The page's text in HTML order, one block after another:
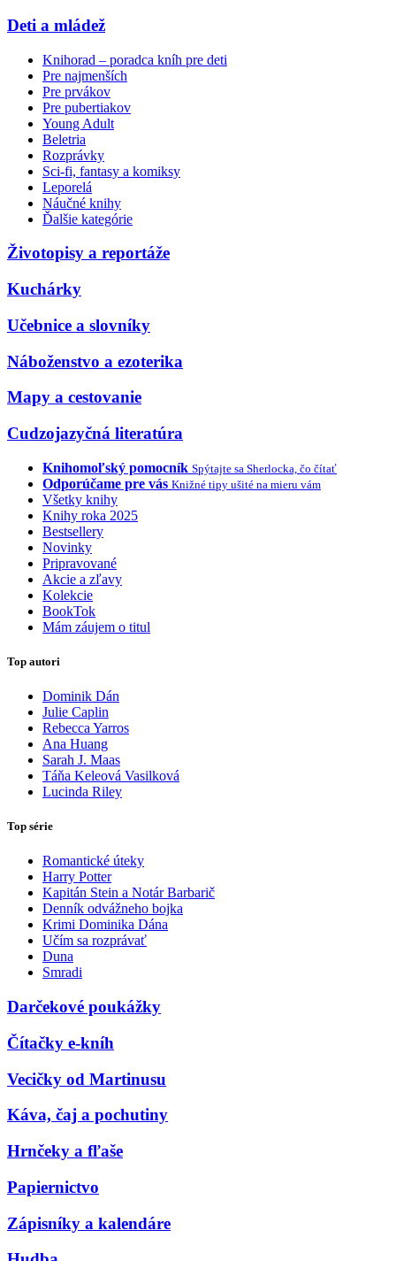
Deti a mládež
Knihorad – poradca kníh pre deti
Pre najmenších
Pre prvákov
Pre pubertiakov
Young Adult
Beletria
Rozprávky
Sci-fi, fantasy a komiksy
Leporelá
Náučné knihy
Ďalšie kategórie
Životopisy a reportáže
Kuchárky
Učebnice a slovníky
Náboženstvo a ezoterika
Mapy a cestovanie
Cudzojazyčná literatúra
Knihomoľský pomocník Spýtajte sa Sherlocka, čo čítať
Odporúčame pre vás Knižné tipy ušité na mieru vám
Všetky knihy
Knihy roka 2025
Bestsellery
Novinky
Pripravované
Akcie a zľavy
Kolekcie
BookTok
Mám záujem o titul
Top autori
Dominik Dán
Julie Caplin
Rebecca Yarros
Ana Huang
Sarah J. Maas
Táňa Keleová Vasilková
Lucinda Riley
Top série
Romantické úteky
Harry Potter
Kapitán Stein a Notár Barbarič
Denník odvážneho bojka
Krimi Dominika Dána
Učím sa rozprávať
Duna
Smradi
Darčekové poukážky
Čítačky e-kníh
Vecičky od Martinusu
Káva, čaj a pochutiny
Hrnčeky a fľaše
Papiernictvo
Zápisníky a kalendáre